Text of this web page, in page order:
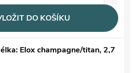
DO KOŠÍKU
Elox champagne/titan, 2,7